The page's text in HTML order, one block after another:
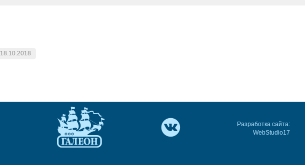
18.10.2018
Разработка сайта:
WebStudio17